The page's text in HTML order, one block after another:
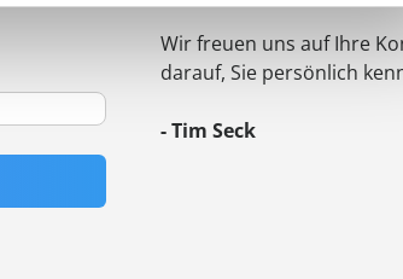
Wir freuen uns auf Ihre
darauf, Sie persönlich
- Tim Seck